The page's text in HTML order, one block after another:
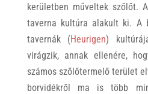
kerületben műveltek szőlőt.
taverna kultúra alakult ki. A
tavernák (Heurigen)
virágzik, annak ellenére,
számos szőlőtermelő terület
borvidékről ma is több